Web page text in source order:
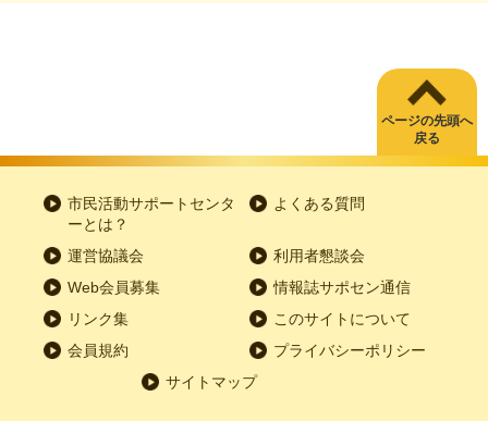
ページの先頭へ
戻る
市民活動サポートセンタ
ーとは？
よくある質問
運営協議会
利用者懇談会
Web会員募集
情報誌サポセン通信
リンク集
このサイトについて
会員規約
プライバシーポリシー
サイトマップ